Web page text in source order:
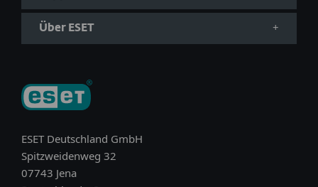
Über ESET
ESET Deutschland GmbH
Spitzweidenweg 32
07743 Jena